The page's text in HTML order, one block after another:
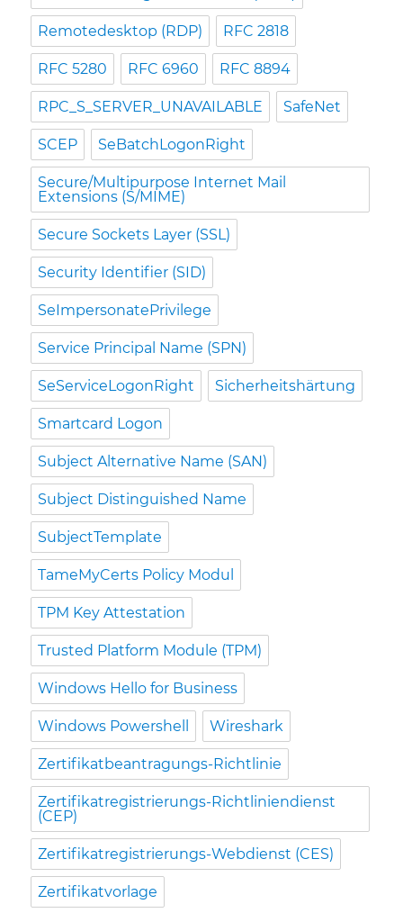
Remotedesktop (RDP) RFC 2818
RFC 5280 RFC 6960 RFC 8894
RPC_S_SERVER_UNAVAILABLE SafeNet
SCEP SeBatchLogonRight
Secure/Multipurpose Internet Mail
Extensions (S/MIME)
Secure Sockets Layer (SSL)
Security Identifier (SID)
SeImpersonatePrivilege
Service Principal Name (SPN)
SeServiceLogonRight Sicherheitshärtung
Smartcard Logon
Subject Alternative Name (SAN)
Subject Distinguished Name
SubjectTemplate
TameMyCerts Policy Modul
TPM Key Attestation
Trusted Platform Module (TPM)
Windows Hello for Business
Windows Powershell Wireshark
Zertifikatbeantragungs-Richtlinie
Zertifikatregistrierungs-Richtliniendienst
(CEP)
Zertifikatregistrierungs-Webdienst (CES)
Zertifikatvorlage